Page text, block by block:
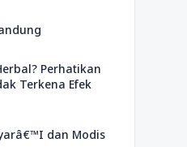
Perhatikan
Terkena Efek
dan Modis